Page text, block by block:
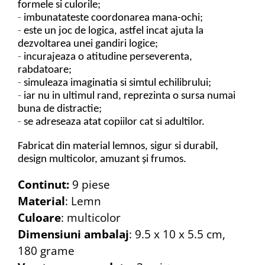
formele si culorile;
- imbunatateste coordonarea mana-ochi;
- este un joc de logica, astfel incat ajuta la
dezvoltarea unei gandiri logice;
- incurajeaza o atitudine perseverenta,
rabdatoare;
- simuleaza imaginatia si simtul echilibrului;
- iar nu in ultimul rand, reprezinta o sursa numai
buna de distractie;
- se adreseaza atat copiilor cat si adultilor.
Fabricat din material lemnos, sigur si durabil,
design multicolor, amuzant și frumos.
Continut: 9 piese
Material: Lemn
Culoare: multicolor
Dimensiuni ambalaj: 9.5 x 10 x 5.5 cm,
180 grame